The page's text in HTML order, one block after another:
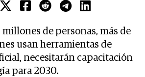
de personas, más de
usan herramientas de
necesitarán capacitación
para 2030.